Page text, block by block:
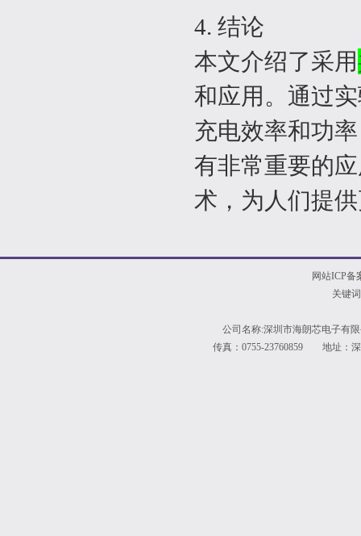
4. 结论
本文介绍了采用
和应用。通过
充电效率和功
有非常重要的
术，为人们提
网站ICP备
关键
公司名称:深圳市海朗芯电子
传真：0755-23760859 地址：深